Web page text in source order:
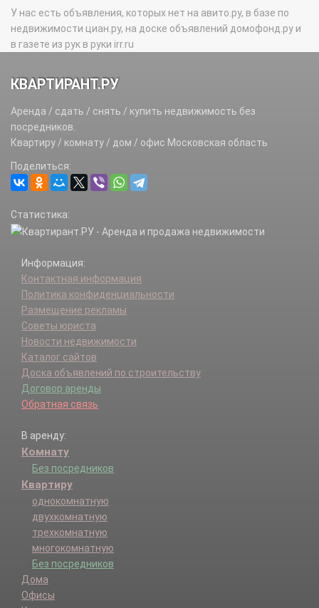
У нас есть объявления, которых нет на авито.ру, в базе по
недвижимости циан.ру, на доске объявлений домофонд.ру и
в газете из рук в руки irr.ru
КВАРТИРАНТ.РУ
Аренда / сдать / снять / купить недвижимость без
посредников.
Квартиру / комнату / дом / офис Московская область
Поделиться:
Статистика:
Информация:
Контактная информация
Политика конфиденциальности
Размещение рекламы
Советы юриста
Новости недвижимости
Каталог сайтов
Доска объявлений по строительству
Договор аренды
Обратная связь
В аренду:
Комнату
Без посредников
Квартиру
однокомнатную
двухкомнатную
трехкомнатную
многокомнатную
Без посредников
Дома
Офисы